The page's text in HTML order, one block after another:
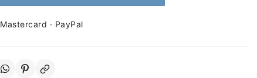
Mastercard · PayPal